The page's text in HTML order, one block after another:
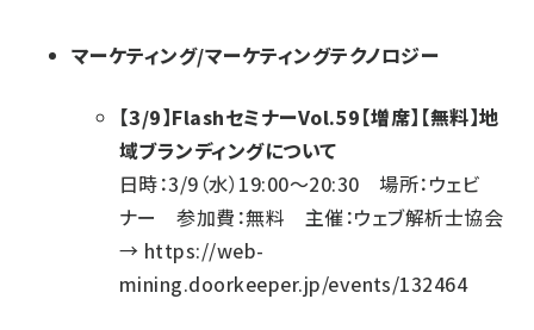
マーケティング/マーケティングテクノロジー
【3/9】FlashセミナーVol.59【増席】【無料】地
域ブランディングについて
日時：3/9（水）19:00～20:30 場所：ウェビ
ナー 参加費：無料 主催：ウェブ解析士協会
→ https://web-
mining.doorkeeper.jp/events/132464